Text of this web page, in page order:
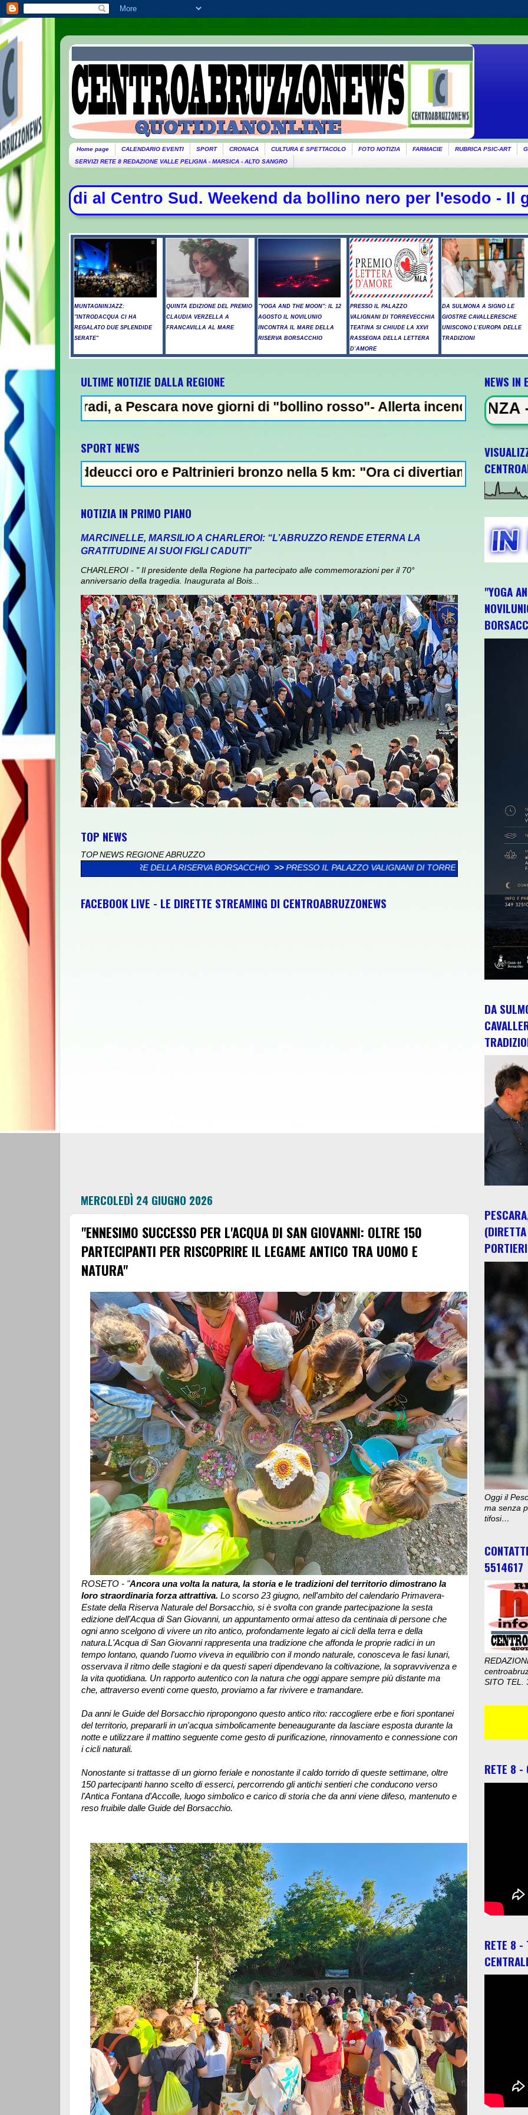
Home page CALENDARIO EVENTI SPORT CRONACA CULTURA E SPETTACOLO FOTO NOTIZIA FARMACIE RUBRICA PSIC-ART
SERVIZI RETE 8 REDAZIONE VALLE PELIGNA - MARSICA - ALTO SANGRO
Weekend da bollino nero per l'esodo - Il governo
MUNTAGNINJAZZ:
"INTRODACQUA CI HA
REGALATO DUE SPLENDIDE
SERATE"
QUINTA EDIZIONE DEL PREMIO
CLAUDIA VERZELLA A
FRANCAVILLA AL MARE
"YOGA AND THE MOON": IL 12
AGOSTO IL NOVILUNIO
INCONTRA IL MARE DELLA
RISERVA BORSACCHIO
PRESSO IL PALAZZO
VALIGNANI DI TORREVECCHIA
TEATINA SI CHIUDE LA XXVI
RASSEGNA DELLA LETTERA
D’AMORE
DA SULMONA A SIGNO LE
GIOSTRE CAVALLERESCHE
UNISCONO L’EUROPA DELLE
TRADIZIONI
ULTIME NOTIZIE DALLA REGIONE
a Pescara nove giorni di "bollino rosso"- Allerta incendi in Abruzzo,
SPORT NEWS
oro e Paltrinieri bronzo nella 5 km: "Ora ci divertiamo in staffetta"- L'Italia
NOTIZIA IN PRIMO PIANO
MARCINELLE, MARSILIO A CHARLEROI: “L’ABRUZZO RENDE ETERNA LA
GRATITUDINE AI SUOI FIGLI CADUTI”
CHARLEROI - " Il presidente della Regione ha partecipato alle commemorazioni per il 70°
anniversario della tragedia. Inaugurata al Bois...
TOP NEWS
TOP NEWS REGIONE ABRUZZO
IL MARE DELLA RISERVA BORSACCHIO >> PRESSO IL PALAZZO VALIGNANI DI TORREVECCHIA TEATINA SI CHIUDE LA XXVI
FACEBOOK LIVE - LE DIRETTE STREAMING DI CENTROABRUZZONEWS
MERCOLEDÌ 24 GIUGNO 2026
"ENNESIMO SUCCESSO PER L'ACQUA DI SAN GIOVANNI: OLTRE 150
PARTECIPANTI PER RISCOPRIRE IL LEGAME ANTICO TRA UOMO E
NATURA"
ROSETO - "Ancora una volta la natura, la storia e le tradizioni del territorio dimostrano la
loro straordinaria forza attrattiva. Lo scorso 23 giugno, nell'ambito del calendario Primavera-
Estate della Riserva Naturale del Borsacchio, si è svolta con grande partecipazione la sesta
edizione dell'Acqua di San Giovanni, un appuntamento ormai atteso da centinaia di persone che
ogni anno scelgono di vivere un rito antico, profondamente legato ai cicli della terra e della
natura.L'Acqua di San Giovanni rappresenta una tradizione che affonda le proprie radici in un
tempo lontano, quando l'uomo viveva in equilibrio con il mondo naturale, conosceva le fasi lunari,
osservava il ritmo delle stagioni e da questi saperi dipendevano la coltivazione, la sopravvivenza e
la vita quotidiana. Un rapporto autentico con la natura che oggi appare sempre più distante ma
che, attraverso eventi come questo, proviamo a far rivivere e tramandare.
Da anni le Guide del Borsacchio ripropongono questo antico rito: raccogliere erbe e fiori spontanei
del territorio, prepararli in un'acqua simbolicamente beneaugurante da lasciare esposta durante la
notte e utilizzare il mattino seguente come gesto di purificazione, rinnovamento e connessione con
i cicli naturali.
Nonostante si trattasse di un giorno feriale e nonostante il caldo torrido di queste settimane, oltre
150 partecipanti hanno scelto di esserci, percorrendo gli antichi sentieri che conducono verso
l'Antica Fontana d'Accolle, luogo simbolico e carico di storia che da anni viene difeso, mantenuto e
reso fruibile dalle Guide del Borsacchio.
NEWS IN
NEWS IN EVIDENZA - Raid russi
"YOGA
DA
PORTIERI
Oggi il
ma senza
tifosi…
5514617
SITO TEL.
RETE 8 -
RETE 8 -